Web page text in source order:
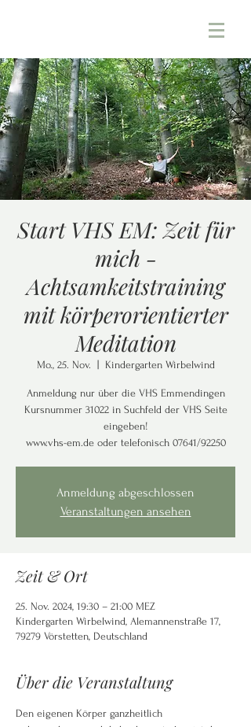
Start VHS EM: Zeit für
mich -
Achtsamkeitstraining
mit körperorientierter
Meditation
Mo., 25. Nov. Kindergarten Wirbelwind
Anmeldung nur über die VHS Emmendingen
Kursnummer 31022 in Suchfeld der VHS Seite
eingeben!
www.vhs-em.de oder telefonisch 07641/92250
Anmeldung abgeschlossen
Veranstaltungen ansehen
Zeit & Ort
25. Nov. 2024, 19:30 – 21:00 MEZ
Kindergarten Wirbelwind, Alemannenstraße 17,
79279 Vörstetten, Deutschland
Über die Veranstaltung
Den eigenen Körper ganzheitlich